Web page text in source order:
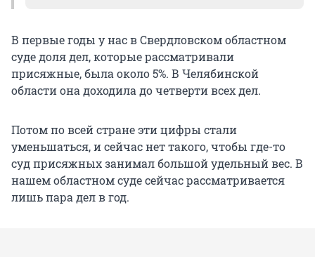
рассматривать дела по статьям:
убийство (ч. 2 статьи 105);
пересылка наркотиков (ч. 5 статьи 228);
контрабанда наркотиков, психотропных
веществ или их аналогов (ч. 1 статьи 229);
посягательство на жизнь государственного
В первые годы у нас в Свердловском областном
суде доля дел, которые рассматривали
присяжные, была около 5%. В Челябинской
области она доходила до четверти всех дел.
Потом по всей стране эти цифры стали
уменьшаться, и сейчас нет такого, чтобы где-то
суд присяжных занимал большой удельный вес. В
нашем областном суде сейчас рассматривается
лишь пара дел в год.